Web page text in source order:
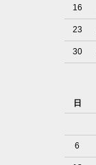
16
23
30
日
6